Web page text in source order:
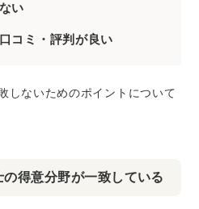
い
コミ・評判が良い
しないためのポイントについて
得意分野が一致している